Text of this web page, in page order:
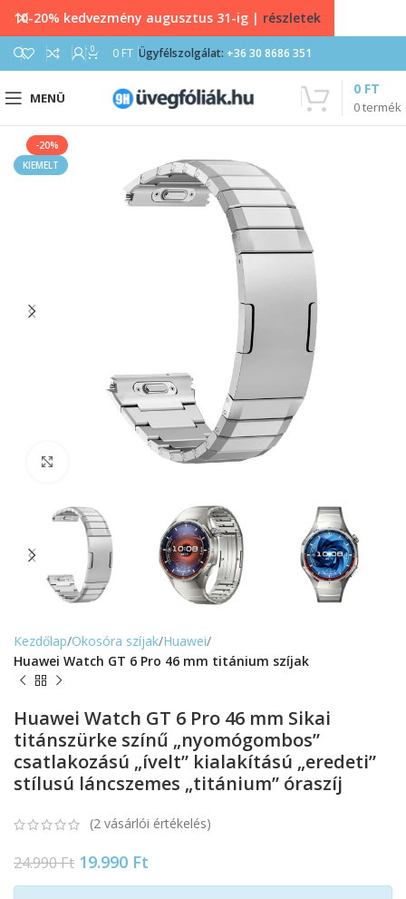
0 0 FT Ügyfélszolgálat: +36 30 8686 351
MENÜ
0termék
0 FT
-20%
KIEMELT
Kezdőlap Okosóra szíjak Huawei
Huawei Watch GT 6 Pro 46 mm titánium szíjak
Huawei Watch GT 6 Pro 46 mm Sikai
titánszürke színű „nyomógombos”
csatlakozású „ívelt” kialakítású „eredeti”
stílusú láncszemes „titánium” óraszíj
(2 vásárlói értékelés)
24.990Ft 19.990 Ft
10-20% kedvezmény augusztus 31-ig | részletek